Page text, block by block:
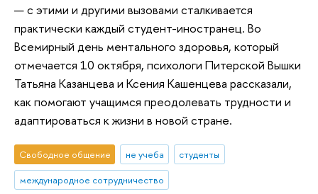
— с этими и другими вызовами сталкивается
практически каждый студент-иностранец. Во
Всемирный день ментального здоровья, который
отмечается 10 октября, психологи Питерской Вышки
Татьяна Казанцева и Ксения Кашенцева рассказали,
как помогают учащимся преодолевать трудности и
адаптироваться к жизни в новой стране.
Свободное общение не учеба
студенты
международное сотрудничество